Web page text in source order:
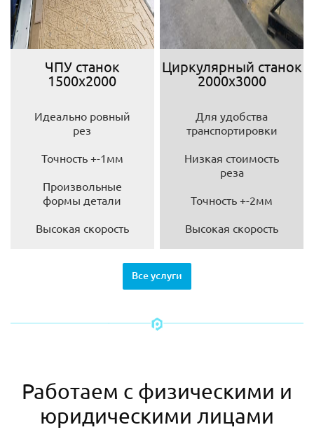
ЧПУ станок
1500х2000
Идеально ровный
рез
Точность +-1мм
Произвольные
формы детали
Высокая скорость
Циркулярный станок
2000х3000
Для удобства
транспортировки
Низкая стоимость
реза
Точность +-2мм
Высокая скорость
Все услуги
Работаем с физическими и
юридическими лицами